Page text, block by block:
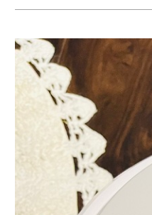
お知らせ
掲載の申込み